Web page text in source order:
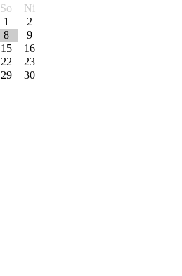
So
Ni
1
2
8
9
15
16
22
23
29
30